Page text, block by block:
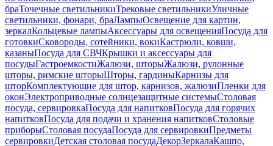
браТочечные светильникиТрековые светильникиУличные
светильники, фонари, браЛампыОсвещение для картин,
зеркалКольцевые лампыАксессуары для освещенияПосуда для
готовкиСковороды, сотейники, вокиКастрюли, ковши,
казаныПосуда для СВЧКрышки и аксессуары для
посудыГастроемкостиЖалюзи, шторыЖалюзи, рулонные
шторы, римские шторыШторы, гардиныКарнизы для
шторКомплектующие для штор, карнизов, жалюзиПленки для
оконЭлектроприводные солнцезащитные системыСтоловая
посуда, сервировкаПосуда для напитковПосуда для горячих
напитковПосуда для подачи и хранения напитковСтоловые
приборыСтоловая посудаПосуда для сервировкиПредметы
сервировкиДетская столовая посудаДекорЗеркалаКашпо,